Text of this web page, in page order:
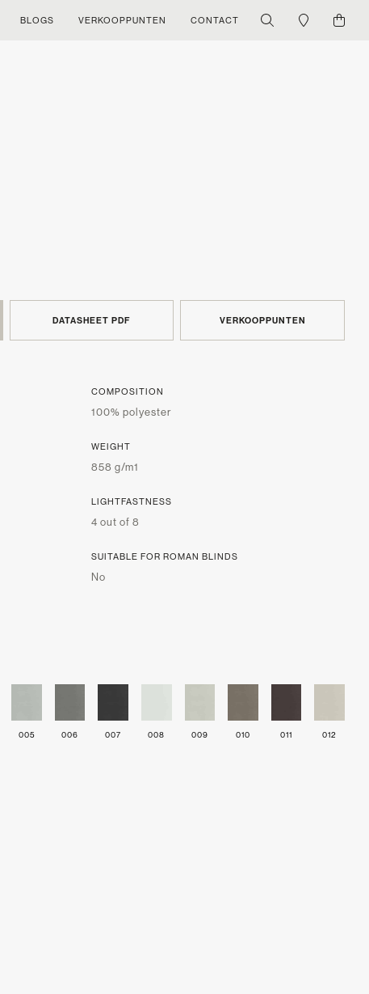
BLOGS VERKOOPPUNTEN CONTACT
DATASHEET PDF VERKOOPPUNTEN
COMPOSITION
100% polyester
WEIGHT
858 g/m1
LIGHTFASTNESS
4 out of 8
SUITABLE FOR ROMAN BLINDS
No
005 006 007 008 009 010 011 012